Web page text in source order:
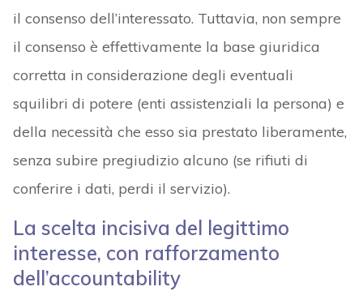
il consenso dell’interessato. Tuttavia, non sempre
il consenso è effettivamente la base giuridica
corretta in considerazione degli eventuali
squilibri di potere (enti assistenziali la persona) e
della necessità che esso sia prestato liberamente,
senza subire pregiudizio alcuno (se rifiuti di
conferire i dati, perdi il servizio).
La scelta incisiva del legittimo
interesse, con rafforzamento
dell’accountability